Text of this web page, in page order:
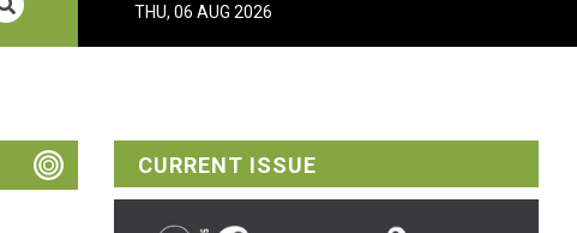
THU, 06 AUG 2026
CURRENT ISSUE